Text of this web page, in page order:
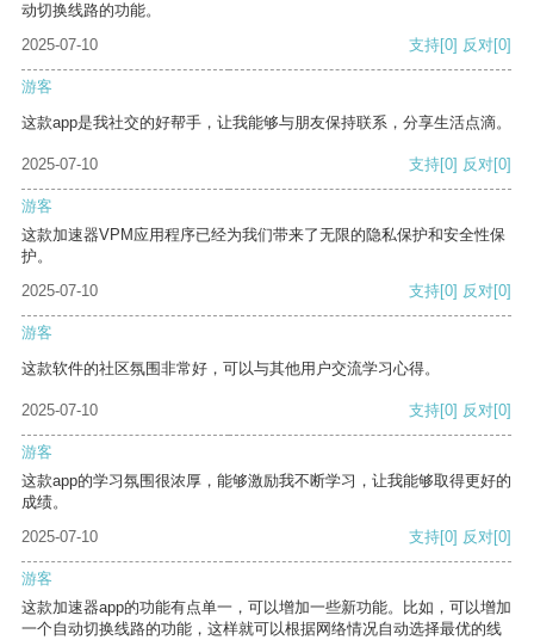
动切换线路的功能。
2025-07-10
支持[0] 反对[0]
游客
这款app是我社交的好帮手，让我能够与朋友保持联系，分享生活点滴。
2025-07-10 支持[0] 反对[0]
游客
这款加速器VPM应用程序已经为我们带来了无限的隐私保护和安全性保
护。
2025-07-10
支持[0] 反对[0]
游客
这款软件的社区氛围非常好，可以与其他用户交流学习心得。
2025-07-10 支持[0] 反对[0]
游客
这款app的学习氛围很浓厚，能够激励我不断学习，让我能够取得更好的
成绩。
2025-07-10
支持[0] 反对[0]
游客
这款加速器app的功能有点单一，可以增加一些新功能。比如，可以增加
一个自动切换线路的功能，这样就可以根据网络情况自动选择最优的线